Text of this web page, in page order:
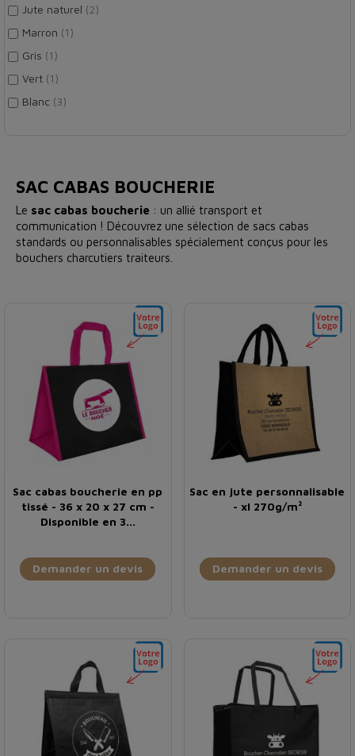
Jute naturel (2)
Marron (1)
Gris (1)
Vert (1)
Blanc (3)
SAC CABAS BOUCHERIE
Le sac cabas boucherie : un allié transport et
communication ! Découvrez une sélection de sacs cabas
standards ou personnalisables spécialement conçus pour les
bouchers charcutiers traiteurs.
Sac cabas boucherie en pp
tissé - 36 x 20 x 27 cm -
Disponible en 3...
Demander un devis
Sac en jute personnalisable
- xl 270g/m²
Demander un devis